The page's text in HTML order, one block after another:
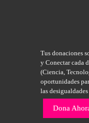
Tus donaciones
y Conectar cada
(Ciencia,
oportunidades
las
Dona